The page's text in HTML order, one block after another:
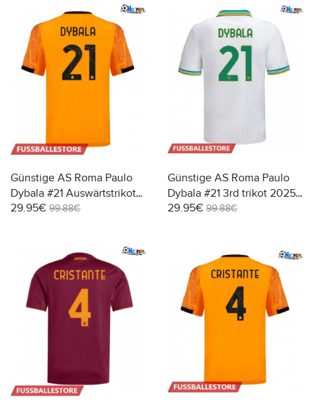
Günstige AS Roma Paulo
Dybala #21 Auswärtstrikot
2025-26 Kurzarm
29.95€ 99.88€
Günstige AS Roma Paulo
Dybala #21 3rd trikot 2025-
26 Kurzarm
29.95€ 99.88€